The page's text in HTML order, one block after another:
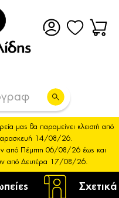
μας θα παραμείνει κλειστή από
14/08/26.
από Πέμπτη 06/08/26 έως και
από Δευτέρα 17/08/26.